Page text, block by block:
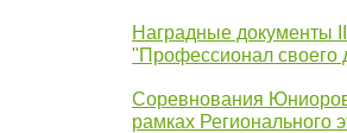
Наградные документы
"Профессионал своего
Соревнования
рамках Регионального